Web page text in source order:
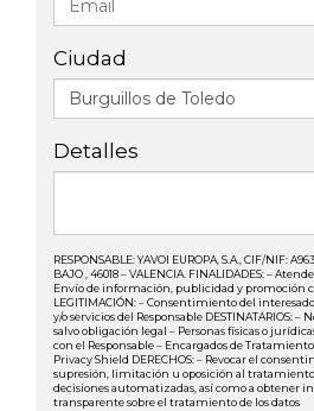
Ciudad
Detalles
RESPONSABLE: YAVOI EUROPA, S.A., CIF/NIF:
BAJO , 46018 – VALENCIA. FINALIDADES: –
Envío de información, publicidad y promoción
LEGITIMACIÓN: – Consentimiento del
y/o servicios del Responsable DESTINATARIOS: –
salvo obligación legal – Personas físicas o
con el Responsable – Encargados de Tratamiento
Privacy Shield DERECHOS: – Revocar el
supresión, limitación u oposición al
decisiones automatizadas, así como a obtener
transparente sobre el tratamiento de los datos